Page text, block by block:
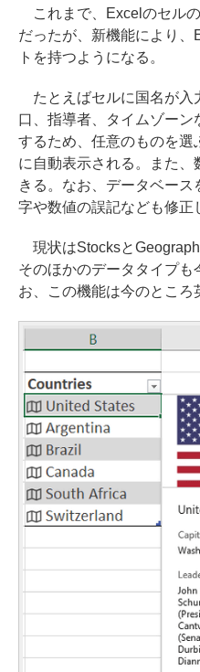
これまで、Excelのセル
だったが、新機能により
トを持つようになる。
たとえばセルに国名が入
口、指導者、タイムゾー
するため、任意のものを選
に自動表示される。また
きる。なお、データベー
字や数値の誤記なども修正
現状はStocksと
そのほかのデータタイプ
お、この機能は今のところ